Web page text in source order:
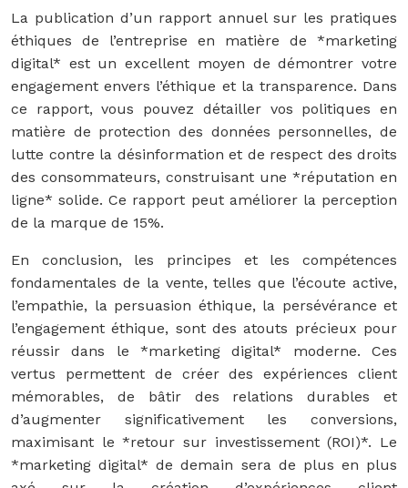
La publication d’un rapport annuel sur les pratiques
éthiques de l’entreprise en matière de *marketing
digital* est un excellent moyen de démontrer votre
engagement envers l’éthique et la transparence. Dans
ce rapport, vous pouvez détailler vos politiques en
matière de protection des données personnelles, de
lutte contre la désinformation et de respect des droits
des consommateurs, construisant une *réputation en
ligne* solide. Ce rapport peut améliorer la perception
de la marque de 15%.
En conclusion, les principes et les compétences
fondamentales de la vente, telles que l’écoute active,
l’empathie, la persuasion éthique, la persévérance et
l’engagement éthique, sont des atouts précieux pour
réussir dans le *marketing digital* moderne. Ces
vertus permettent de créer des expériences client
mémorables, de bâtir des relations durables et
d’augmenter significativement les conversions,
maximisant le *retour sur investissement (ROI)*. Le
*marketing digital* de demain sera de plus en plus